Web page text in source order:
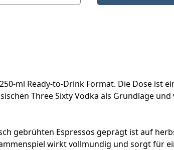
ml Ready-to-Drink Format. Die Dose ist
Three Sixty Vodka als Grundlage
gebrühten Espressos geprägt ist auf
wirkt vollmundig und sorgt für